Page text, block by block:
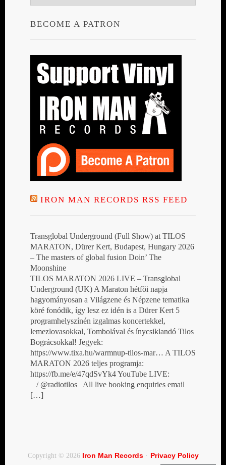
BECOME A PATRON
IRON MAN RECORDS RSS FEED
Transglobal Underground (Full Show) at TILOS
MARATON, Dürer Kert, Budapest, Hungary 2026
– The masters of global fusion Doin’ The
Moonshine
TILOS MARATON 2026 LIVE – Transglobal
Underground (UK) A Maraton hétfői napja
hagyományosan a Világzene és Népzene tematika
köré fonódik, így lesz ez idén is a Dürer Kert 5
programhelyszínén izgalmas koncertekkel,
lemezlovasokkal, Tombolával és ínycsiklandó Tilos
Bográcsokkal! Jegyek:
https://www.tixa.hu/warmnup-tilos-mar… A TILOS
MARATON 2026 teljes programja:
https://fb.me/e/47qdSvYk4 YouTube LIVE:
/ @radiotilos All live booking enquiries email
[…]
Copyright © 2026 Iron Man Records· Privacy Policy